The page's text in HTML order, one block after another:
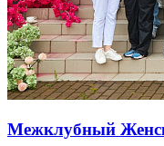
Межклубный